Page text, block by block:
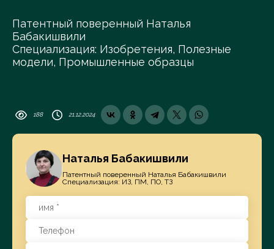
Патентный поверенный Наталья
Бабакишвили
Специализация: Изобретения, Полезные
модели, Промышленные образцы
188 21.12.2024
Наталья Бабакишвили
Патентный поверенный Наталья Бабакишвили
Специализация: ИЗ, ПМ, ПО, ТЗ